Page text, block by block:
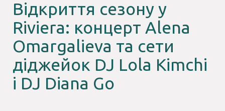
Відкриття сезону у
Riviera: концерт Alena
Omargalieva та сети
діджейок DJ Lola Kimchi
і DJ Diana Go